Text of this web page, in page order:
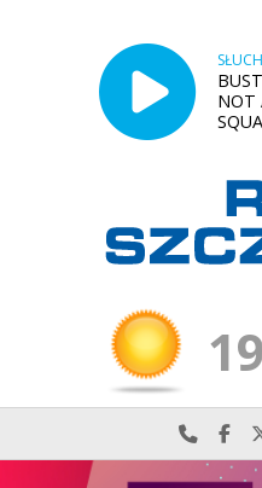
NOT
19